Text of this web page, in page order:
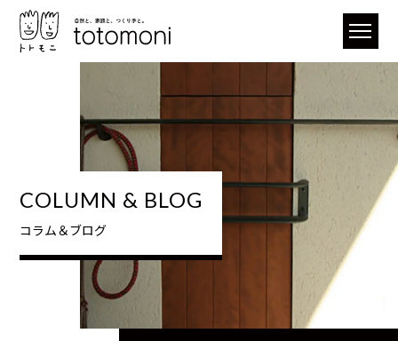
COLUMN & BLOG
コラム＆ブログ